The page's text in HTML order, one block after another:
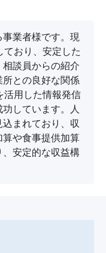
業者様です。現
ており、安定した
談員からの紹介
との良好な関係
活用した情報発信
しています。人
まれており、収
や食事提供加算
安定的な収益構